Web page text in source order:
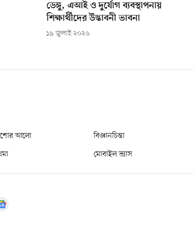
ডেঙ্গু, এআই ও দুর্যোগ ব্যবস্থাপনায়
শিক্ষার্থীদের উদ্ভাবনী ভাবনা
১৯ জুলাই ২০২৬
আলো বিজ্ঞানচিন্তা
মোবাইল ভ্যাস